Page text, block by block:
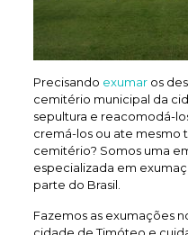
Precisando exumaros
cemitério municipal da
sepultura e reacomodá-
cremá-los ou ate mesmo
cemitério? Somos uma
especializada em
parte do Brasil.
Fazemos as exumações